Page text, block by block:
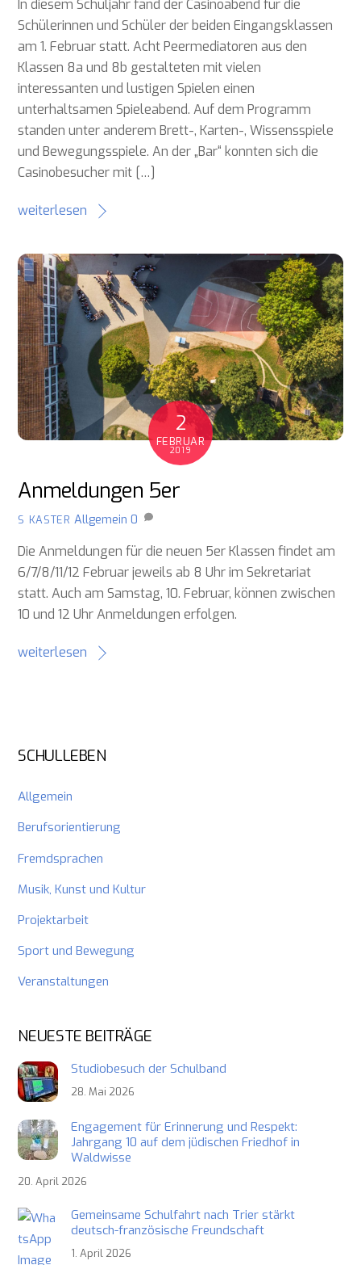
In diesem Schuljahr fand der Casinoabend für die
Schülerinnen und Schüler der beiden Eingangsklassen
am 1. Februar statt. Acht Peermediatoren aus den
Klassen 8a und 8b gestalteten mit vielen
interessanten und lustigen Spielen einen
unterhaltsamen Spieleabend. Auf dem Programm
standen unter anderem Brett-, Karten-, Wissensspiele
und Bewegungsspiele. An der „Bar“ konnten sich die
Casinobesucher mit […]
weiterlesen
2
FEBRUAR
2019
Anmeldungen 5er
S KASTER Allgemein 0
Die Anmeldungen für die neuen 5er Klassen findet am
6/7/8/11/12 Februar jeweils ab 8 Uhr im Sekretariat
statt. Auch am Samstag, 10. Februar, können zwischen
10 und 12 Uhr Anmeldungen erfolgen.
weiterlesen
SCHULLEBEN
Allgemein
Berufsorientierung
Fremdsprachen
Musik, Kunst und Kultur
Projektarbeit
Sport und Bewegung
Veranstaltungen
NEUESTE BEITRÄGE
Studiobesuch der Schulband
28. Mai 2026
Engagement für Erinnerung und Respekt:
Jahrgang 10 auf dem jüdischen Friedhof in
Waldwisse
20. April 2026
Gemeinsame Schulfahrt nach Trier stärkt
deutsch-französische Freundschaft
1. April 2026